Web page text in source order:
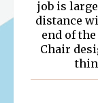
job is
distance
end of
Chair